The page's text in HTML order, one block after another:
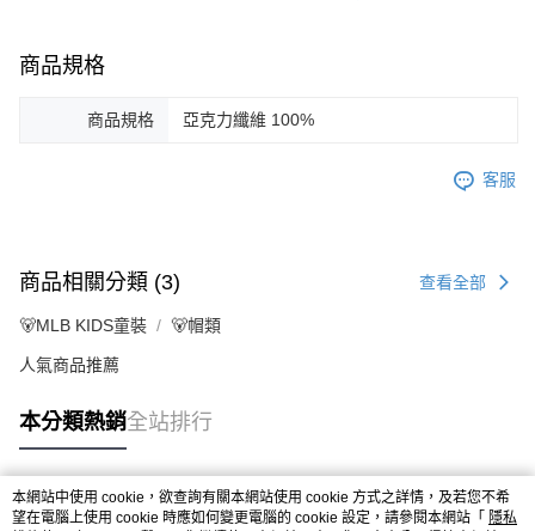
商品規格
商品規格 亞克力纖維 100%
客服
商品相關分類 (3) 查看全部
🐻MLB KIDS童裝 🐻帽類
人氣商品推薦
本分類熱銷全站排行
熱門標籤
本網站中使用 cookie，欲查詢有關本網站使用 cookie 方式之詳情，及若您不希
望在電腦上使用 cookie 時應如何變更電腦的 cookie 設定，請參閱本網站「 隱私